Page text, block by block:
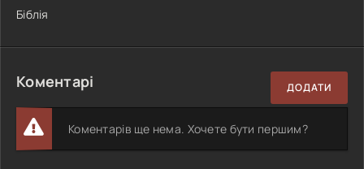
Біблія
Коментарі ДОДАТИ
Коментарів ще нема. Хочете бути першим?